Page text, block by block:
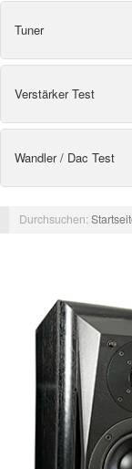
Tuner
Verstärker Test
Wandler / Dac Test
Durchsuchen: